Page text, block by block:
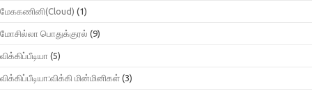
மேககணினி(Cloud) (1)
மோசில்லா பொதுக்குரல் (9)
விக்கிப்பீடியா (5)
விக்கிப்பீடியா:விக்கி மின்மினிகள் (3)